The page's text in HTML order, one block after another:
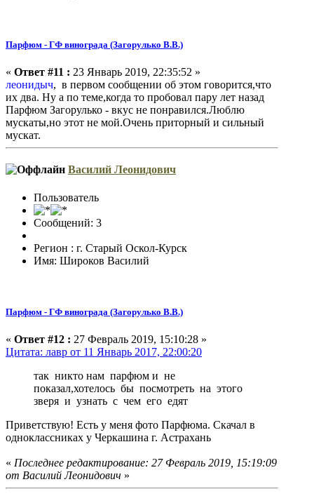
Парфюм - ГФ винограда (Загорулько В.В.)
« Ответ #11 : 23 Январь 2019, 22:35:52 »
леонидыч, в первом сообщении об этом говорится,что
их два. Ну а по теме,когда то пробовал пару лет назад
Парфюм Загорулько - вкус не понравился.Люблю
мускаты,но этот не мой.Очень приторный и сильный
мускат.
Василий Леонидович
Пользователь
Сообщений: 3
Регион : г. Старый Оскол-Курск
Имя: Широков Василий
Парфюм - ГФ винограда (Загорулько В.В.)
« Ответ #12 : 27 Февраль 2019, 15:10:28 »
Цитата: лавр от 11 Январь 2017, 22:00:20
так никто нам парфюм и не
показал,хотелось бы посмотреть на этого
зверя и узнать с чем его едят
Приветствую! Есть у меня фото Парфюма. Скачал в
одноклассниках у Черкашина г. Астрахань
« Последнее редактирование: 27 Февраль 2019, 15:19:09
от Василий Леонидович »